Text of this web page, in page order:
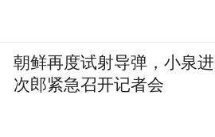
朝鲜再度试射导弹，小泉进
次郎紧急召开记者会